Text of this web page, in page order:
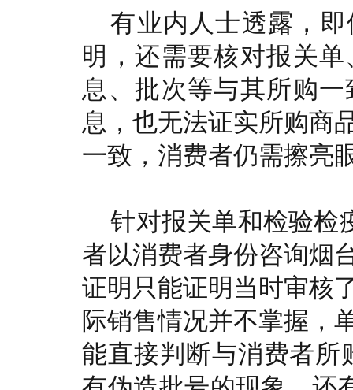
有业内人士透露，
明，还需要核对报关
息、批次等与其所购
息，也无法证实所购商
一致，消费者仍需擦亮
针对报关单和检验检
者以消费者身份咨询烟
证明只能证明当时审核
际销售情况并不掌握，
能直接判断与消费者所